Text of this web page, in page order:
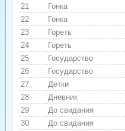
21
Гонка
22
Гонка
23
Гореть
24
Гореть
25
Государство
26
Государство
27
Детки
28
Дневник
29
До свидания
30
До свидания